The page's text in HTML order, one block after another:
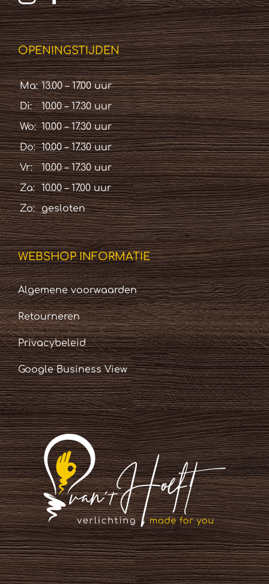
OPENINGSTIJDEN
Ma: 13.00 – 17.00 uur
Di:
10.00 – 17.30 uur
Wo: 10.00 – 17.30 uur
Do: 10.00 – 17.30 uur
Vr:
10.00 – 17.30 uur
Za:
10.00 – 17.00 uur
Zo:
gesloten
WEBSHOP INFORMATIE
Algemene voorwaarden
Retourneren
Privacybeleid
Google Business View